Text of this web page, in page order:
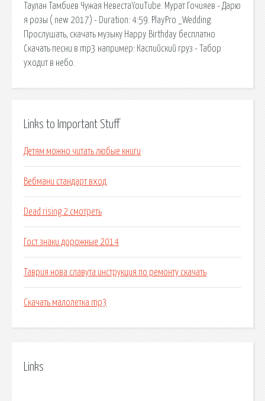
Таулан Тамбиев Чужая НевестаYouTube. Мурат Гочияев - Дарю
я розы ( new 2017) - Duration: 4:59. PlayPro _Wedding.
Прослушать, скачать музыку Happy Birthday бесплатно
Скачать песни в mp3 например: Каспийский груз - Табор
уходит в небо.
Links to Important Stuff
Детям можно читать любые книги
Вебмани стандарт вход
Dead rising 2 смотреть
Гост знаки дорожные 2014
Таврия нова славута инструкция по ремонту скачать
Скачать малолетка mp3
Links